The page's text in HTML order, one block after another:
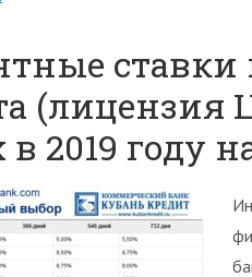
(лицензия
2019 году